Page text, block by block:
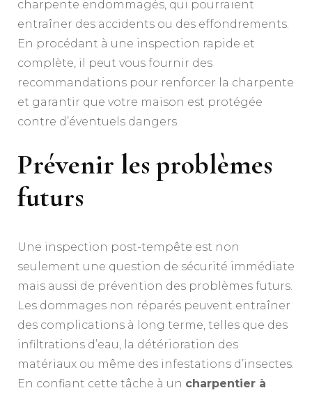
charpente endommagés, qui pourraient
entraîner des accidents ou des effondrements.
En procédant à une inspection rapide et
complète, il peut vous fournir des
recommandations pour renforcer la charpente
et garantir que votre maison est protégée
contre d’éventuels dangers.
Prévenir les problèmes
futurs
Une inspection post-tempête est non
seulement une question de sécurité immédiate
mais aussi de prévention des problèmes futurs.
Les dommages non réparés peuvent entraîner
des complications à long terme, telles que des
infiltrations d’eau, la détérioration des
matériaux ou même des infestations d’insectes.
En confiant cette tâche à un charpentier à